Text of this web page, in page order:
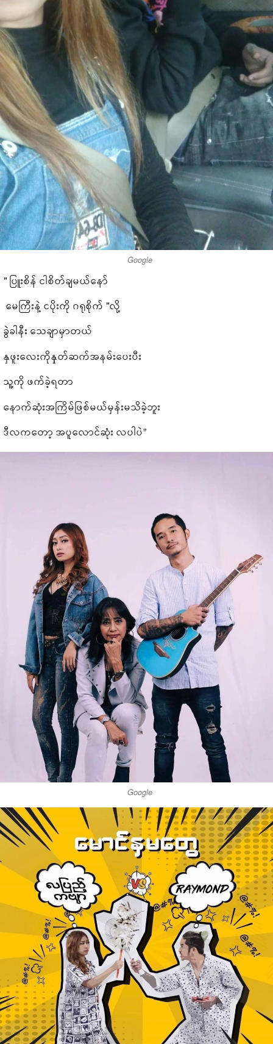
Google
" ပြူးစိန် ငါစိတ်ချမယ်နော်
မေကြီးနဲ့ ငပိုးကို ဂရုစိုက် "လို့
ခွဲခါနီး သေချာမှာတယ်
နှဖူးလေးကိုနုှတ်ဆက်အနမ်းပေးပီး
သူ့ကို ဖက်ခဲ့ရတာ
နောက်ဆုံးအကြိမ်ဖြစ်မယ်မှန်းမသိခဲ့ဘူး
ဒီလကတော့ အပူလောင်ဆုံး လပါပဲ”
Google